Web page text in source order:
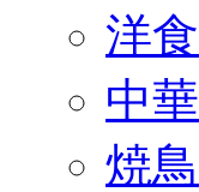
洋食
中華
焼鳥